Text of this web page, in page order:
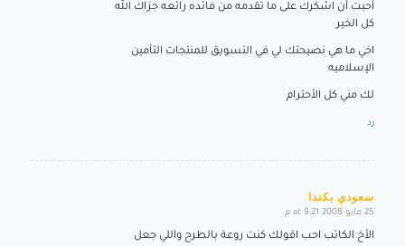
أحبت أن اشكرك على ما تقدمه من فائده رائعه جزاك الله
كل الخير
اخي ما هي نصيحتك لي في التسويق للمنتجات التأمين
الإسلاميه
لك مني كل الأحترام
رد
سعودي بكندا
says:
25 مايو 2008 at 9:21 م
الأخ الكاتب احب اقولك كنت روعة بالطرح واللي جعل